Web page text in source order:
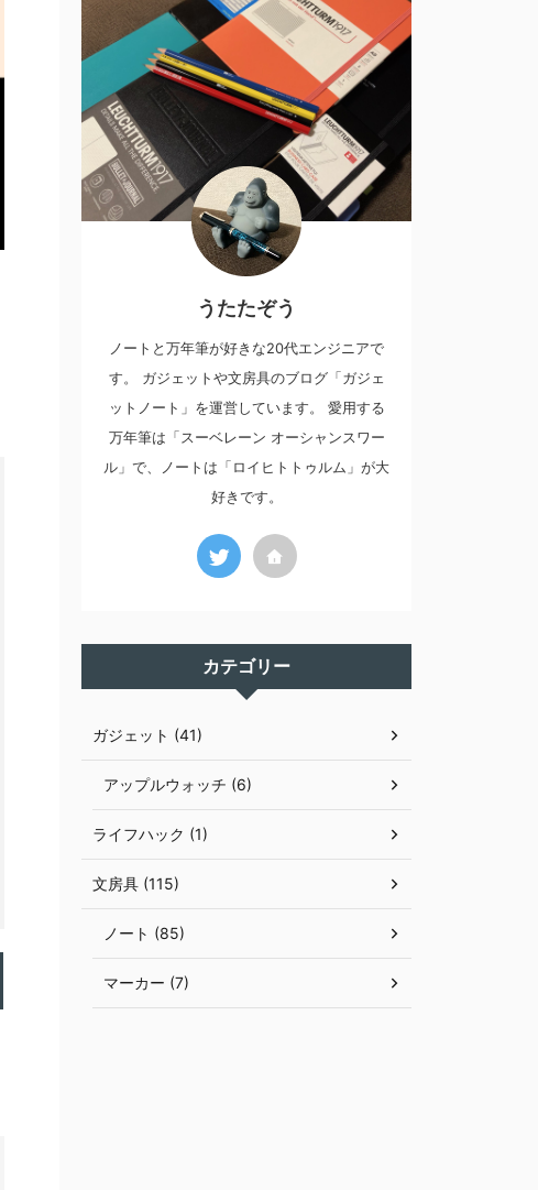
うたたぞう
ノートと万年筆が好きな20代エンジニアで
す。 ガジェットや文房具のブログ「ガジェ
ットノート」を運営しています。 愛用する
万年筆は「スーベレーン オーシャンスワー
ル」で、ノートは「ロイヒトトゥルム」が大
好きです。
カテゴリー
ガジェット (41)
アップルウォッチ (6)
ライフハック (1)
文房具 (115)
ノート (85)
マーカー (7)